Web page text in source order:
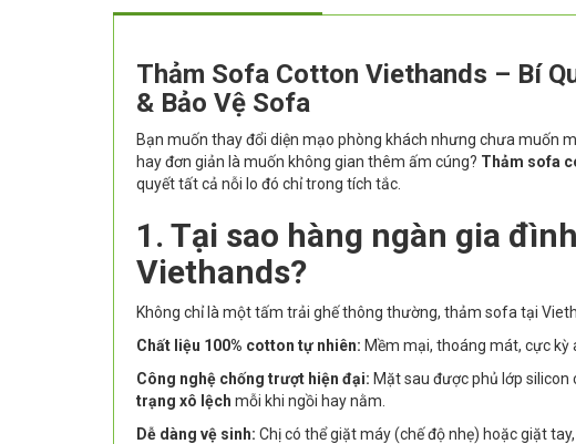
Thảm Sofa Cotton Viethands – Bí
& Bảo Vệ Sofa
Bạn muốn thay đổi diện mạo phòng khách nhưng chưa muốn
hay đơn giản là muốn không gian thêm ấm cúng? Thảm sofa
quyết tất cả nỗi lo đó chỉ trong tích tắc.
1. Tại sao hàng ngàn gia
Viethands?
Không chỉ là một tấm trải ghế thông thường, thảm sofa tại
Chất liệu 100% cotton tự nhiên: Mềm mại, thoáng mát, cực kỳ
Công nghệ chống trượt hiện đại: Mặt sau được phủ lớp
trạng xô lệch mỗi khi ngồi hay nằm.
Dễ dàng vệ sinh: Chị có thể giặt máy (chế độ nhẹ) hoặc giặt